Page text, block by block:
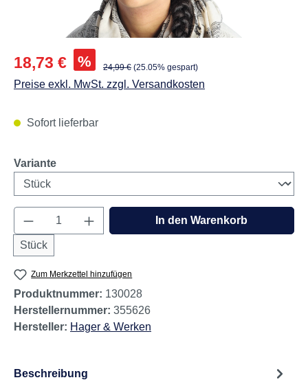
Abbildungen können vom Original abweichen.
Verkaufspreis:
18,73 € % Regulärer Preis:
24,99 € (25.05% gespart)
Preise exkl. MwSt. zzgl. Versandkosten
Sofort lieferbar
Varianteauswählen
Produkt Anzahl: Gib den gewünschten
Stück
In den Warenkorb
Zum Merkzettel hinzufügen
Produktnummer: 130028
Herstellernummer: 355626
Hersteller: Hager & Werken
Beschreibung